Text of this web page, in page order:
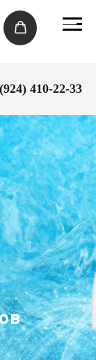
410-22-33